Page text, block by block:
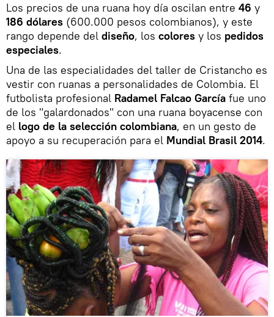
Los precios de una ruana hoy día oscilan entre 46 y
186 dólares (600.000 pesos colombianos), y este
rango depende del diseño, los colores y los pedidos
especiales.
Una de las especialidades del taller de Cristancho es
vestir con ruanas a personalidades de Colombia. El
futbolista profesional Radamel Falcao García fue uno
de los "galardonados" con una ruana boyacense con
el logo de la selección colombiana, en un gesto de
apoyo a su recuperación para el Mundial Brasil 2014.